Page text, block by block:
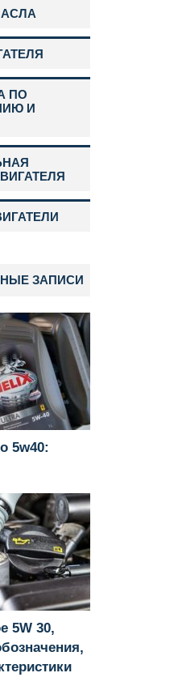
ПО
И
ЗАПИСИ
5w40:
5W 30,